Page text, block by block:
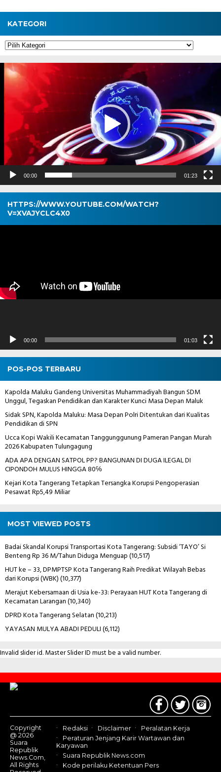
KATEGORI
Kategori
Pemutar
Video
00:00 01:23
HTTPS://WWW.YOUTUBE.COM/WATCH?
V=XVAJYCLC4X0
Pemutar
00:00 01:03
POS-POS TERBARU
Kapolda Maluku Gandeng Universitas Muhammadiyah Bangun SDM
Unggul, Tegaskan Pendidikan dan Karakter Kunci Masa Depan Maluk
Sidak SPN, Kapolda Maluku: Masa Depan Polri Ditentukan dari Kualitas
Pendidikan di SPN
Ucca Kopi Wakili Kecamatan Tanggunggunung Pameran Pangan Murah
2026 Kabupaten Tulungagung
ADA APA DENGAN SATPOL PP? BANGUNAN DI DUGA ILEGAL DI
CIPONDOH MULUS HINGGA 80℅
Kejari Kota Tangerang Tetapkan Tersangka Korupsi Pengoperasian
Pesawat Rp5,49 Miliar
MOST VIEWED POSTS
Badai Skandal Korupsi Transportasi Kota Tangerang: Subsidi ‘TAYO’ Si
Benteng Rp 36 M/Tahun Diduga Menguap(10,517)
HUT ke – 33, DPMPTSP Kota Tangerang Raih Predikat Wilayah Bebas
dari Korupsi (WBK)(10,377)
Merajut Kebersamaan di Usia ke-33: Perayaan HUT Kota Tangerang di
Kecamatan Larangan(10,340)
DPRD Kota Tangerang Selatan(10,213)
YAYASAN MULYA ABADI PEDULI(6,112)
Invalid slider id. Master Slider ID must be a valid number.
Contact
Us
Copyright
@ 2026
Suara
Republik
News.Com,
All Rights
Redaksi Disclaimer
Peralatan Kerja
Peraturan Jenjang Karir Wartawan dan
Karyawan
Suara Republik News.com
Kode perilaku Ketentuan Pers